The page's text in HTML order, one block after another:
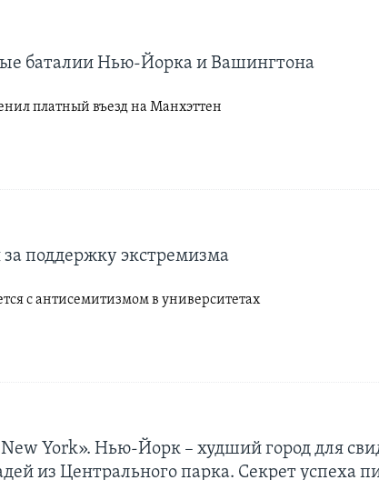
баталии Нью-Йорка и Вашингтона
платный въезд на Манхэттен
поддержку экстремизма
с антисемитизмом в университетах
York». Нью-Йорк – худший город для
из Центрального парка. Секрет успеха